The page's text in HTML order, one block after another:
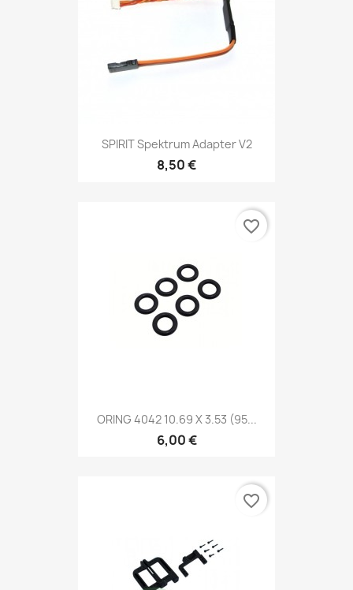
SPIRIT Spektrum Adapter V2
8,50 €
ORING 4042 10.69 X 3.53 (95...
6,00 €
favorite_border
favorite_border